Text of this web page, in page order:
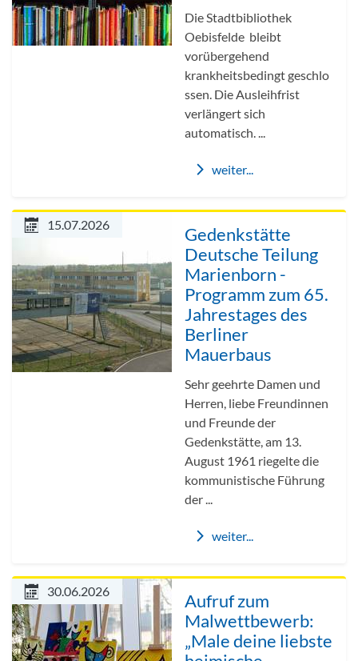
Die Stadtbibliothek
Oebisfelde bleibt
vorübergehend
krankheitsbedingt geschlo
ssen. Die Ausleihfrist
verlängert sich
automatisch. ...
weiter...
Gedenkstätte
Deutsche Teilung
Marienborn -
Programm zum 65.
Jahrestages des
Berliner
Mauerbaus
Sehr geehrte Damen und
Herren, liebe Freundinnen
und Freunde der
Gedenkstätte, am 13.
August 1961 riegelte die
kommunistische Führung
der ...
weiter...
15.07.2026
Aufruf zum
Malwettbewerb:
„Male deine liebste
30.06.2026